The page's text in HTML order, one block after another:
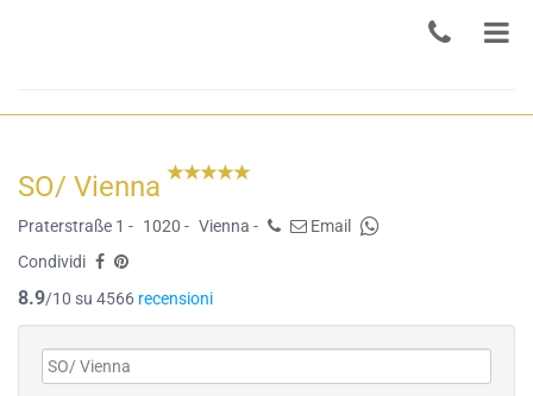
SO/ Vienna
Praterstraße 1 - 1020 - Vienna -
Email
Condividi
8.9/10 su 4566 recensioni